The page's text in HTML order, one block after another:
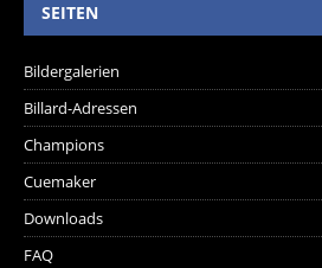
SEITEN
Bildergalerien
Billard-Adressen
Champions
Cuemaker
Downloads
FAQ